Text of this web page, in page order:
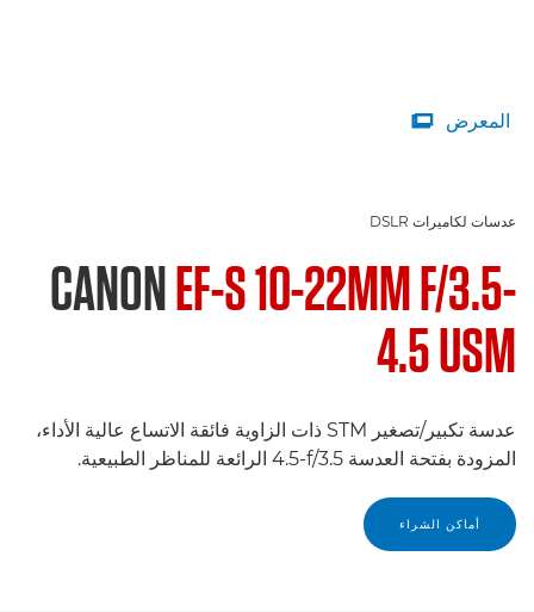
المعرض 
عدسات لكاميرات DSLR
CANONEF-S 10-22MM F/3.5-
4.5 USM
عدسة تكبير/تصغير STM ذات الزاوية فائقة الاتساع عالية الأداء،
المزودة بفتحة العدسة f/3.5‏-4.5 الرائعة للمناظر الطبيعية.
أماكن الشراء